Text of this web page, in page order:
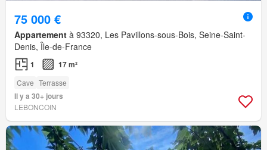
75 000 €
Appartement à 93320, Les Pavillons-sous-Bois, Seine-Saint-
Denis, Île-de-France
1 17 m²
Cave Terrasse
Il y a 30+ jours
LEBONCOIN